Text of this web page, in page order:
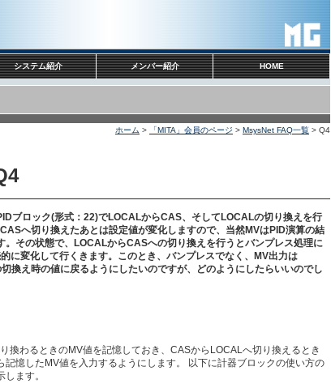
システム紹介 メンバー紹介 HOME
ホーム > 「MITA」会員のページ > MsysNet FAQ一覧 > Q4
ブロック(形式：22)でLOCALからCAS、そしてLOCALの切り換えを行
へ切り換えたあとは設定値が変化しますので、当然MVはPID演算の結
。その状態で、LOCALからCASへの切り換えを行うとバンプレス処理に
に変化して行くきます。このとき、バンプレスでなく、MV出力は
換え時の値に戻るようにしたいのですが、どのようにしたらいいのでし
換わるときのMV値を記憶しておき、CASからLOCALへ切り換えるとき
記憶したMV値を入力するようにします。 以下に計器ブロックの使い方の
ます。